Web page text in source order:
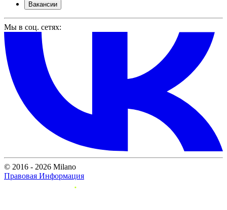
Вакансии
Мы в соц. сетях:
© 2016 - 2026 Milano
Правовая Информация